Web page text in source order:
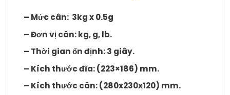
– Mức cân: 3kg x 0.5g
– Đơn vị cân: kg, g, lb.
– Thời gian ổn định: 3 giây.
– Kích thước đĩa: (223×186) mm.
– Kích thước cân: (280x230x120) mm.